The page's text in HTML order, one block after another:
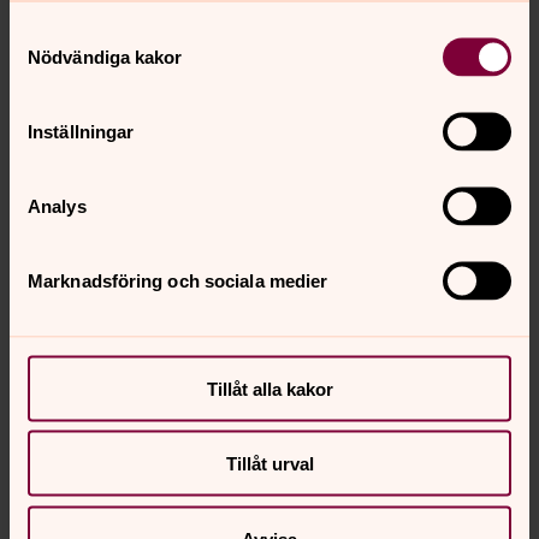
Nödvändiga kakor
Inställningar
Analys
Marknadsföring och sociala medier
Tillåt alla kakor
Tillåt urval